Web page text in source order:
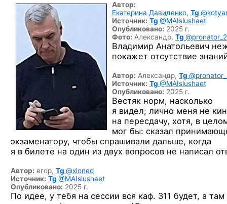
Автор:
Екатерина Давиденко, Tg
Источник: Tg @MAIslushaet
Опубликовано: 2025 г.
Фото: Александр, Tg
Владимир Анатольевич
покажет отсутствие
Автор: Александр, Tg
Источник: Tg @MAIslushaet
Опубликовано: 2025 г.
Вестяк норм, насколько
я видел; лично меня не
на пересдачу, хотя, в
мог бы: сказал
экзаменатору, чтобы спрашивали дальше, когда
я в билете на один из двух вопросов не написал
Автор: егор, Tg @xloned
Источник: Tg @MAIslushaet
Опубликовано: 2025 г.
По идее, у тебя на сессии вся каф. 311 будет, а там